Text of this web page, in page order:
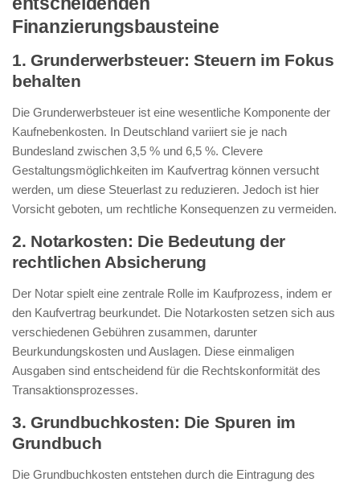
Finanzierungsbausteine
1. Grunderwerbsteuer: Steuern im Fokus
behalten
Die Grunderwerbsteuer ist eine wesentliche Komponente der
Kaufnebenkosten. In Deutschland variiert sie je nach
Bundesland zwischen 3,5 % und 6,5 %. Clevere
Gestaltungsmöglichkeiten im Kaufvertrag können versucht
werden, um diese Steuerlast zu reduzieren. Jedoch ist hier
Vorsicht geboten, um rechtliche Konsequenzen zu vermeiden.
2. Notarkosten: Die Bedeutung der
rechtlichen Absicherung
Der Notar spielt eine zentrale Rolle im Kaufprozess, indem er
den Kaufvertrag beurkundet. Die Notarkosten setzen sich aus
verschiedenen Gebühren zusammen, darunter
Beurkundungskosten und Auslagen. Diese einmaligen
Ausgaben sind entscheidend für die Rechtskonformität des
Transaktionsprozesses.
3. Grundbuchkosten: Die Spuren im
Grundbuch
Die Grundbuchkosten entstehen durch die Eintragung des